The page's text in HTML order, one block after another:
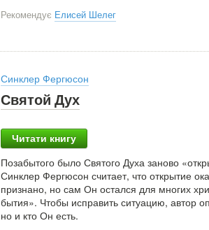
Рекомендує Елисей Шелег
Синклер Фергюсон
Святой Дух
Читати книгу
Позабытого было Святого Духа заново
Синклер Фергюсон считает, что открытие
признано, но сам Он остался для многих
бытия». Чтобы исправить ситуацию, автор
но и кто Он есть.